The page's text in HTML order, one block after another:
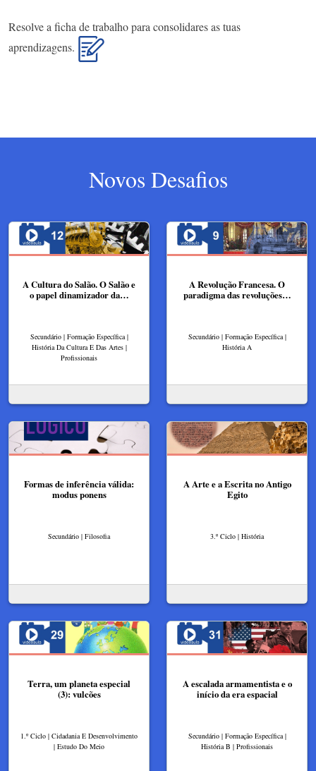
Resolve a ficha de trabalho para consolidares as tuas
aprendizagens.
Novos Desafios
A Cultura do Salão. O Salão e
o papel dinamizador da…
Secundário | Formação Específica |
História Da Cultura E Das Artes |
Profissionais
A Revolução Francesa. O
paradigma das revoluções…
Secundário | Formação Específica |
História A
Formas de inferência válida:
modus ponens
Secundário | Filosofia
A Arte e a Escrita no Antigo
Egito
3.º Ciclo | História
Terra, um planeta especial
(3): vulcões
1.º Ciclo | Cidadania E Desenvolvimento
| Estudo Do Meio
A escalada armamentista e o
início da era espacial
Secundário | Formação Específica |
História B | Profissionais